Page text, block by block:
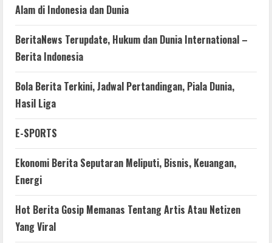
Alam di Indonesia dan Dunia
BeritaNews Terupdate, Hukum dan Dunia International –
Berita Indonesia
Bola Berita Terkini, Jadwal Pertandingan, Piala Dunia,
Hasil Liga
E-SPORTS
Ekonomi Berita Seputaran Meliputi, Bisnis, Keuangan,
Energi
Hot Berita Gosip Memanas Tentang Artis Atau Netizen
Yang Viral